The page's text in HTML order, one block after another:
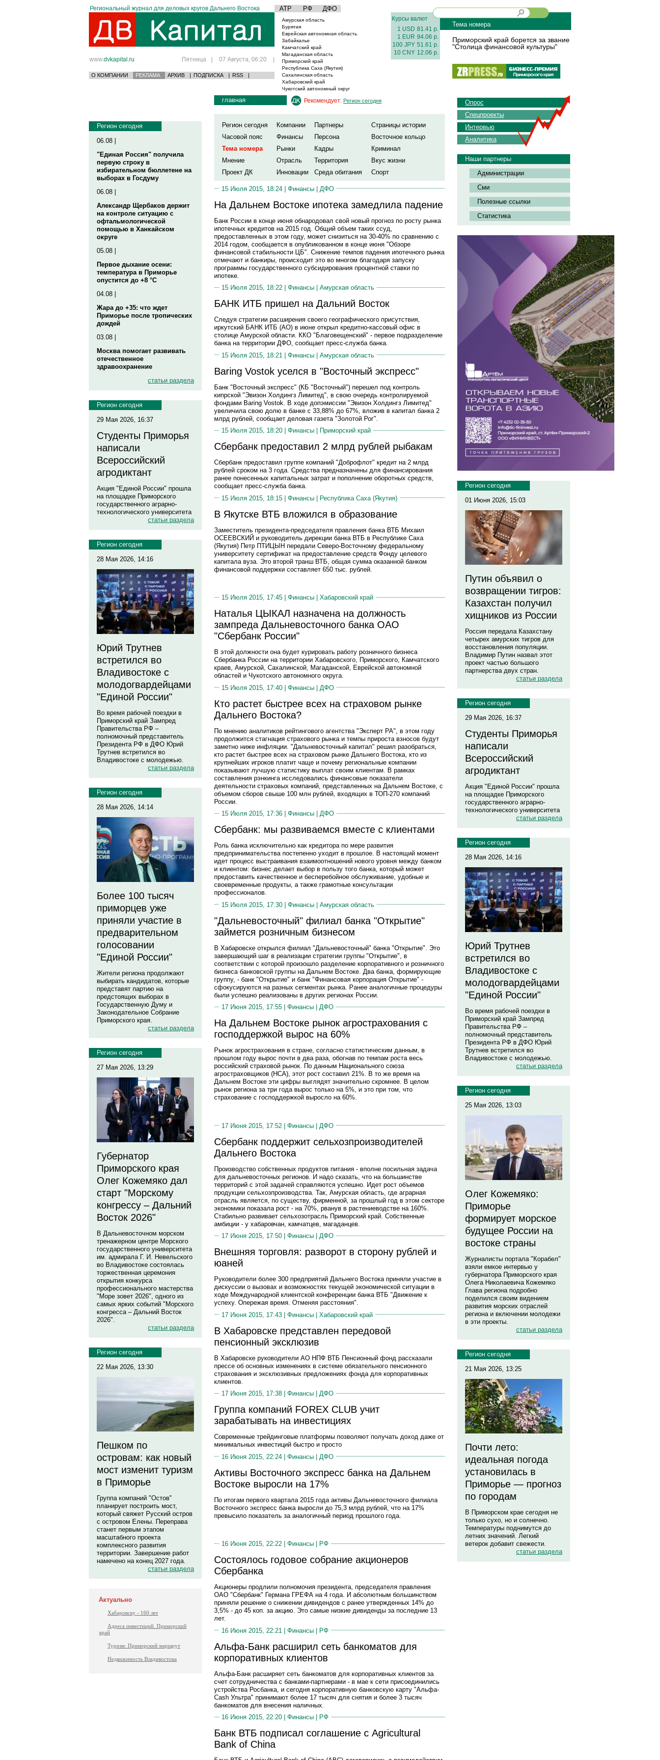
Региональный журнал для деловых кругов Дальнего Востока АТР РФ ДФО
www.dvkapital.ru Пятница | 07 Августа, 06:20 |
О КОМПАНИИ РЕКЛАМА АРХИВ | ПОДПИСКА | RSS |
Амурская область
Бурятия
Еврейская автономная область
Забайкалье
Камчатский край
Магаданская область
Приморский край
Республика Саха (Якутия)
Сахалинская область
Хабаровский край
Чукотский автономный округ
Курсы валют
1 USD 81.41 р.
1 EUR 94.06 р.
100 JPY 51.61 р.
10 CNY 12.06 р.
Тема номера
Приморский край борется за звание
"Столица финансовой культуры"
Регион сегодня
06.08 |
"Единая Россия" получила
первую строку в
избирательном бюллетене на
выборах в Госдуму
06.08 |
Александр Щербаков держит
на контроле ситуацию с
офтальмологической
помощью в Ханкайском
округе
05.08 |
Первое дыхание осени:
температура в Приморье
опустится до +8 °C
04.08 |
Жара до +35: что ждет
Приморье после тропических
дождей
03.08 |
Москва помогает развивать
отечественное
здравоохранение
статьи раздела
Регион сегодня
29 Мая 2026, 16:37
Студенты Приморья
написали
Всероссийский
агродиктант
Акция "Единой России" прошла
на площадке Приморского
государственного аграрно-
технологического университета
статьи раздела
Регион сегодня
28 Мая 2026, 14:16
Юрий Трутнев
встретился во
Владивостоке с
молодогвардейцами
"Единой России"
Во время рабочей поездки в
Приморский край Зампред
Правительства РФ –
полномочный представитель
Президента РФ в ДФО Юрий
Трутнев встретился во
Владивостоке с молодежью.
статьи раздела
Регион сегодня
28 Мая 2026, 14:14
Более 100 тысяч
приморцев уже
приняли участие в
предварительном
голосовании
"Единой России"
Жители региона продолжают
выбирать кандидатов, которые
представят партию на
предстоящих выборах в
Государственную Думу и
Законодательное Собрание
Приморского края.
статьи раздела
Регион сегодня
27 Мая 2026, 13:29
Губернатор
Приморского края
Олег Кожемяко дал
старт "Морскому
конгрессу – Дальний
Восток 2026"
В Дальневосточном морском
тренажерном центре Морского
государственного университета
им. адмирала Г. И. Невельского
во Владивостоке состоялась
торжественная церемония
открытия конкурса
профессионального мастерства
"Море зовет 2026", одного из
самых ярких событий "Морского
конгресса – Дальний Восток
2026".
статьи раздела
Регион сегодня
22 Мая 2026, 13:30
Пешком по
островам: как новый
мост изменит туризм
в Приморье
Группа компаний "Остов"
планирует построить мост,
который свяжет Русский остров
с островом Елены. Переправа
станет первым этапом
масштабного проекта
комплексного развития
территории. Завершение работ
намечено на конец 2027 года.
статьи раздела
Актуально
Хабаровску - 160 лет
Адреса инвестиций. Приморский
край
Туризм: Приморский маршрут
Недвижимость Владивостока
главная Рекомендует: Регион сегодня
Регион сегодня Компании Партнеры
Страницы истории
Часовой пояс
Финансы Персона
Восточное кольцо
Тема номера
Рынки Кадры
Криминал
Мнение
Отрасль Территория
Вкус жизни
Проект ДК
Инновации Среда обитания Спорт
15 Июля 2015, 18:24 | Финансы | ДФО
На Дальнем Востоке ипотека замедлила падение
Банк России в конце июня обнародовал свой новый прогноз по росту рынка
ипотечных кредитов на 2015 год. Общий объем таких ссуд,
предоставленных в этом году, может снизиться на 30-40% по сравнению с
2014 годом, сообщается в опубликованном в конце июня "Обзоре
финансовой стабильности ЦБ". Снижение темпов падения ипотечного рынка
отмечают и банкиры, происходит это во многом благодаря запуску
программы государственного субсидирования процентной ставки по
ипотеке.
15 Июля 2015, 18:22 | Финансы Амурская область
БАНК ИТБ пришел на Дальний Восток
Следуя стратегии расширения своего географического присутствия,
иркутский БАНК ИТБ (АО) в июне открыл кредитно-кассовый офис в
столице Амурской области. ККО "Благовещенский" - первое подразделение
банка на территории ДФО, сообщает пресс-служба банка.
15 Июля 2015, 18:21 | Финансы | Амурская область
Baring Vostok уселся в "Восточный экспресс"
Банк "Восточный экспресс" (КБ "Восточный") перешел под контроль
кипрской "Эвизон Холдингз Лимитед", в свою очередь контролируемой
фондами Baring Vostok. В ходе допэмиссии "Эвизон Холдингз Лимитед"
увеличила свою долю в банке с 33,88% до 67%, вложив в капитал банка 2
млрд рублей, сообщает деловая газета "Золотой Рог".
15 Июля 2015, 18:20 | Финансы Приморский край
Сбербанк предоставил 2 млрд рублей рыбакам
Сбербанк предоставил группе компаний "Доброфлот" кредит на 2 млрд
рублей сроком на 3 года. Средства предназначены для финансирования
ранее понесенных капитальных затрат и пополнение оборотных средств,
сообщает пресс-служба банка.
15 Июля 2015, 18:15 | Финансы | Республика Саха (Якутия)
В Якутске ВТБ вложился в образование
Заместитель президента-председателя правления банка ВТБ Михаил
ОСЕЕВСКИЙ и руководитель дирекции банка ВТБ в Республике Саха
(Якутия) Петр ПТИЦЫН передали Северо-Восточному федеральному
университету сертификат на предоставление средств Фонду целевого
капитала вуза. Это второй транш ВТБ, общая сумма оказанной банком
финансовой поддержки составляет 650 тыс. рублей.
15 Июля 2015, 17:45 | Финансы Хабаровский край
Наталья ЦЫКАЛ назначена на должность
зампреда Дальневосточного банка ОАО
"Сбербанк России"
В этой должности она будет курировать работу розничного бизнеса
Сбербанка России на территории Хабаровского, Приморского, Камчатского
краев, Амурской, Сахалинской, Магаданской, Еврейской автономной
областей и Чукотского автономного округа.
15 Июля 2015, 17:40 | Финансы | ДФО
Кто растет быстрее всех на страховом рынке
Дальнего Востока?
По мнению аналитиков рейтингового агентства "Эксперт РА", в этом году
продолжится стагнация страхового рынка и темпы прироста взносов будут
заметно ниже инфляции. "Дальневосточный капитал" решил разобраться,
кто растет быстрее всех на страховом рынке Дальнего Востока, кто из
крупнейших игроков платит чаще и почему региональные компании
показывают лучшую статистику выплат своим клиентам. В рамках
составления рэнкинга исследовались финансовые показатели
деятельности страховых компаний, представленных на Дальнем Востоке, с
объемом сборов свыше 100 млн рублей, входящих в ТОП-270 компаний
России.
15 Июля 2015, 17:36 | Финансы ДФО
Сбербанк: мы развиваемся вместе с клиентами
Роль банка исключительно как кредитора по мере развития
предпринимательства постепенно уходит в прошлое. В настоящий момент
идет процесс выстраивания взаимоотношений нового уровня между банком
и клиентом: бизнес делает выбор в пользу того банка, который может
предоставить качественное и бесперебойное обслуживание, удобные и
своевременные продукты, а также грамотные консультации
профессионалов.
15 Июля 2015, 17:30 | Финансы | Амурская область
"Дальневосточный" филиал банка "Открытие"
займется розничным бизнесом
В Хабаровске открылся филиал "Дальневосточный" банка "Открытие". Это
завершающий шаг в реализации стратегии группы "Открытие", в
соответствии с которой произошло разделение корпоративного и розничного
бизнеса банковской группы на Дальнем Востоке. Два банка, формирующие
группу, - банк "Открытие" и банк "Финансовая корпорация Открытие" -
сфокусируются на разных сегментах рынка. Ранее аналогичные процедуры
были успешно реализованы в других регионах России.
17 Июня 2015, 17:55 | Финансы ДФО
На Дальнем Востоке рынок агрострахования с
господдержкой вырос на 60%
Рынок агрострахования в стране, согласно статистическим данным, в
прошлом году вырос почти в два раза, обогнав по темпам роста весь
российский страховой рынок. По данным Национального союза
агростраховщиков (НСА), этот рост составил 21%. В то же время на
Дальнем Востоке эти цифры выглядят значительно скромнее. В целом
рынок региона за три года вырос только на 5%, и это при том, что
страхование с господдержкой выросло на 60%.
17 Июня 2015, 17:52 | Финансы | ДФО
Сбербанк поддержит сельхозпроизводителей
Дальнего Востока
Производство собственных продуктов питания - вполне посильная задача
для дальневосточных регионов. И надо сказать, что на большинстве
территорий с этой задачей справляются успешно. Идет рост объемов
продукции сельхозпроизводства. Так, Амурская область, где аграрная
отрасль является, по существу, фирменной, за прошлый год в этом секторе
экономики показала рост - на 70%, рванув в растениеводстве на 160%.
Стабильно развивает сельхозотрасль Приморский край. Собственные
амбиции - у хабаровчан, камчатцев, магаданцев.
17 Июня 2015, 17:50 | Финансы ДФО
Внешняя торговля: разворот в сторону рублей и
юаней
Руководители более 300 предприятий Дальнего Востока приняли участие в
дискуссии о вызовах и возможностях текущей экономической ситуации в
ходе Международной клиентской конференции банка ВТБ "Движение к
успеху. Опережая время. Отменяя расстояния".
17 Июня 2015, 17:43 | Финансы | Хабаровский край
В Хабаровске представлен передовой
пенсионный эксклюзив
В Хабаровске руководители АО НПФ ВТБ Пенсионный фонд рассказали
прессе об основных изменениях в системе обязательного пенсионного
страхования и эксклюзивных предложениях фонда для корпоративных
клиентов.
17 Июня 2015, 17:38 | Финансы ДФО
Группа компаний FOREX CLUB учит
зарабатывать на инвестициях
Современные трейдинговые платформы позволяют получать доход даже от
минимальных инвестиций быстро и просто
16 Июня 2015, 22:24 | Финансы | ДФО
Активы Восточного экспресс банка на Дальнем
Востоке выросли на 17%
По итогам первого квартала 2015 года активы Дальневосточного филиала
Восточного экспресс банка выросли до 75,3 млрд рублей, что на 17%
превысило показатель за аналогичный период прошлого года.
16 Июня 2015, 22:22 | Финансы РФ
Состоялось годовое собрание акционеров
Сбербанка
Акционеры продлили полномочия президента, председателя правления
ОАО "Сбербанк" Германа ГРЕФА на 4 года. И абсолютным большинством
приняли решение о снижении дивидендов с ранее утвержденных 14% до
3,5% - до 45 коп. за акцию. Это самые низкие дивиденды за последние 13
лет.
16 Июня 2015, 22:21 | Финансы | РФ
Альфа-Банк расширил сеть банкоматов для
корпоративных клиентов
Альфа-Банк расширяет сеть банкоматов для корпоративных клиентов за
счет сотрудничества с банками-партнерами - в мае к сети присоединились
устройства Росбанка, и сегодня корпоративную банковскую карту "Альфа-
Cash Ультра" принимают более 17 тысяч для снятия и более 3 тысяч
банкоматов для внесения наличных.
16 Июня 2015, 22:20 | Финансы РФ
Банк ВТБ подписал соглашение с Agricultural
Bank of China
Опрос
Спецпроекты
Интервью
Аналитика
Наши партнеры
Администрации
Сми
Полезные ссылки
Статистика
Регион сегодня
01 Июня 2026, 15:03
Путин объявил о
возвращении тигров:
Казахстан получил
хищников из России
Россия передала Казахстану
четырех амурских тигров для
восстановления популяции.
Владимир Путин назвал этот
проект частью большого
партнерства двух стран.
статьи раздела
Регион сегодня
29 Мая 2026, 16:37
Студенты Приморья
написали
Всероссийский
агродиктант
Акция "Единой России" прошла
на площадке Приморского
государственного аграрно-
технологического университета
статьи раздела
Регион сегодня
28 Мая 2026, 14:16
Юрий Трутнев
встретился во
Владивостоке с
молодогвардейцами
"Единой России"
Во время рабочей поездки в
Приморский край Зампред
Правительства РФ –
полномочный представитель
Президента РФ в ДФО Юрий
Трутнев встретился во
Владивостоке с молодежью.
статьи раздела
Регион сегодня
25 Мая 2026, 13:03
Олег Кожемяко:
Приморье
формирует морское
будущее России на
востоке страны
Журналисты портала "Корабел"
взяли емкое интервью у
губернатора Приморского края
Олега Николаевича Кожемяко
Глава региона подробно
поделился своим видением
развития морских отраслей
региона и включении молодежи
в эти проекты.
статьи раздела
Регион сегодня
21 Мая 2026, 13:25
Почти лето:
идеальная погода
установилась в
Приморье — прогноз
по городам
В Приморском крае сегодня не
только сухо, но и солнечно.
Температуры поднимутся до
летних значений. Легкий
ветерок добавит свежести.
статьи раздела